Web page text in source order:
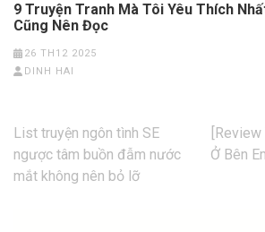
9 Truyện Tranh Mà Tôi Yêu Thích
Cũng Nên Đọc
26 TH12 2025
DINH HAI
Điều
hướng
bài
List truyện ngôn tình SE
ngược tâm buồn đẫm nước
mắt không nên bỏ lỡ
Ở Bên